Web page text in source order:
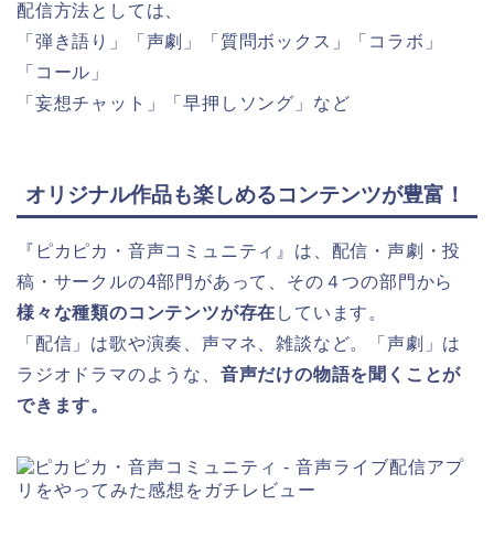
配信方法としては、
「弾き語り」「声劇」「質問ボックス」「コラボ」
「コール」
「妄想チャット」「早押しソング」など
オリジナル作品も楽しめるコンテンツが豊富！
『ピカピカ・音声コミュニティ』は、配信・声劇・投
稿・サークルの4部門があって、その４つの部門から
様々な種類のコンテンツが存在 しています。
「配信」は歌や演奏、声マネ、雑談など。「声劇」は
ラジオドラマのような、 音声だけの物語を聞くことが
できます。